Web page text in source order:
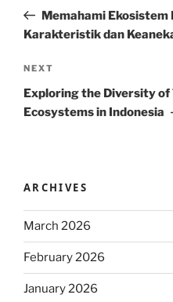
PostMemahami Ekosistem
Karakteristik dan
Next
Post
NEXT
Exploring the Diversity
Ecosystems in Indonesia
ARCHIVES
March 2026
February 2026
January 2026